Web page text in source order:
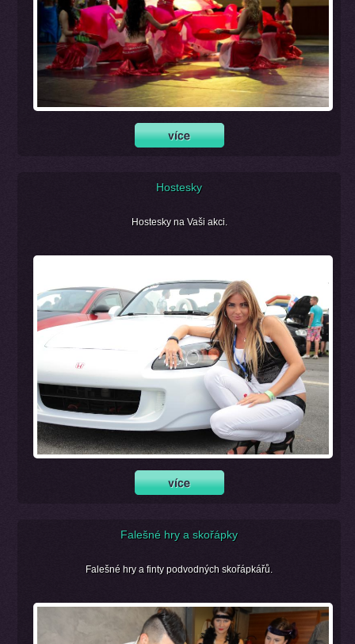
Hostesky
Hostesky na Vaši akci.
Falešné hry a skořápky
Falešné hry a finty podvodných skořápkářů.